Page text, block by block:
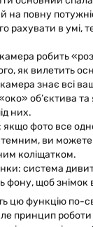
на повну
рахувати в умі,
робить
як вилетить
знає всі
об’єктива та
них.
фото все
ви можете
коліщатком.
система
фону, щоб
цю функцію по-
принцип